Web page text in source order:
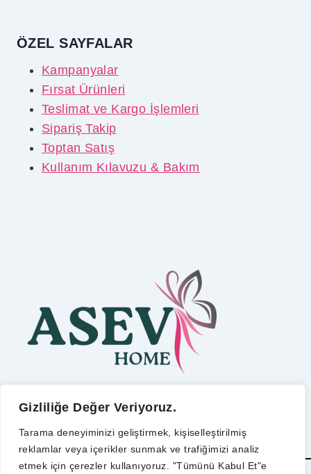
Gizliliğe Değer Veriyoruz.
Tarama deneyiminizi geliştirmek, kişiselleştirilmiş
reklamlar veya içerikler sunmak ve trafiğimizi analiz
etmek için çerezler kullanıyoruz. "Tümünü Kabul Et"e
ÖZEL SAYFALAR
Kampanyalar
Fırsat Ürünleri
Teslimat ve Kargo İşlemleri
Sipariş Takip
Toptan Satış
Kullanım Kılavuzu & Bakım